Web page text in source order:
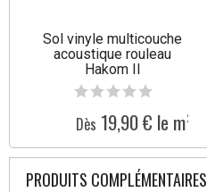
Sol vinyle multicouche
acoustique rouleau
Hakom II
Dès 19,90 € le m²
PRODUITS COMPLÉMENTAIRES